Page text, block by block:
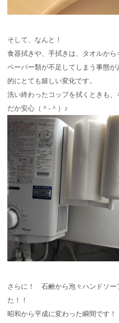
そして、なんと！
食器拭きや、手拭きは、タオルから
ペーパー類が不足してしまう事態
的にとても嬉しい変化です。
洗い終わったコップを拭くときも
だか安心（＾-＾）♪
さらに！ 石鹸から泡々ハンドソー
た！！
昭和から平成に変わった瞬間です！